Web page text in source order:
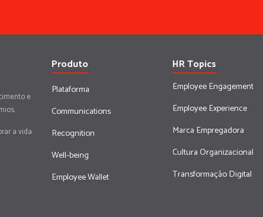
e
a vida
Produto
Plataforma
Communications
Recognition
Well-being
Employee Wallet
HR Topics
Employee Engagement
Employee Experience
Marca Empregadora
Cultura Organizacional
Transformação Digital